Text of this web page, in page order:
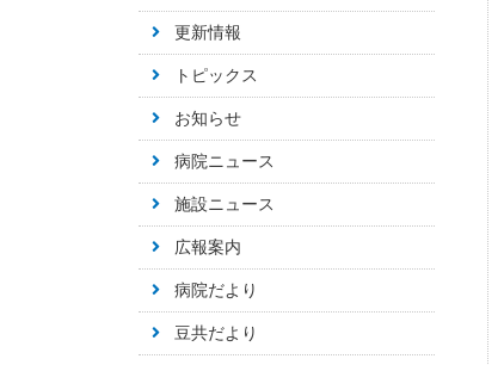
更新情報
トピックス
お知らせ
病院ニュース
施設ニュース
広報案内
病院だより
豆共だより